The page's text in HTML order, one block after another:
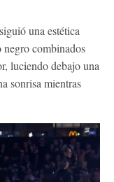
una estética
negro combinados
luciendo debajo una
sonrisa mientras